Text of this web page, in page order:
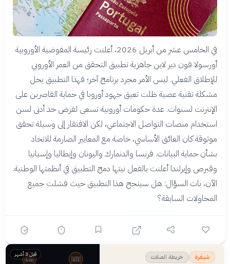
في الخامس عشر من أبريل 2026، أعلنت رئيسة المفوضية الأوروبية
أورسولا فون دير لاين جاهزية تطبيق التحقق من العمر الأوروبي
للإطلاق الفعلي. ليس الأمر مجرد برنامج آخر؛ فهذا التطبيق يحل
مشكلة تقنية عصية ظلت تعيق جهود أوروبا في حماية القاصرين على
الإنترنت لسنوات. عدة حكومات أوروبية تسعى لفرض حد أدنى لسن
استخدام منصات التواصل الاجتماعي، لكن الافتقار إلى وسيلة تحقق
موثوقة كان العائق الأساسي، خاصة مع المعايير الصارمة للاتحاد
بشأن حماية البيانات. فرنسا والدنمارك واليونان وإيطاليا وإسبانيا
وقبرص وإيرلندا أعلنت بالفعل نيتها دمج التطبيق في أنظمتها الوطنية.
الآن، بات السؤال: هل سينجح هذا التطبيق حيث فشلت جميع
المحاولات السابقة؟
شيفرة خريطة الصلات قبل 3 أشهر
🇪🇺 🇺🇸